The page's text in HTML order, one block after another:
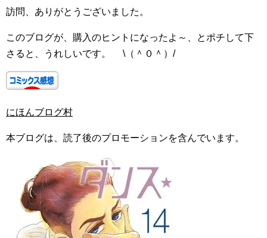
訪問、ありがとうございました。
このブログが、購入のヒントになったよ～、とポチして下
さると、うれしいです。 \（＾０＾）/
にほんブログ村
本ブログは、読了後のプロモーションを含んでいます。